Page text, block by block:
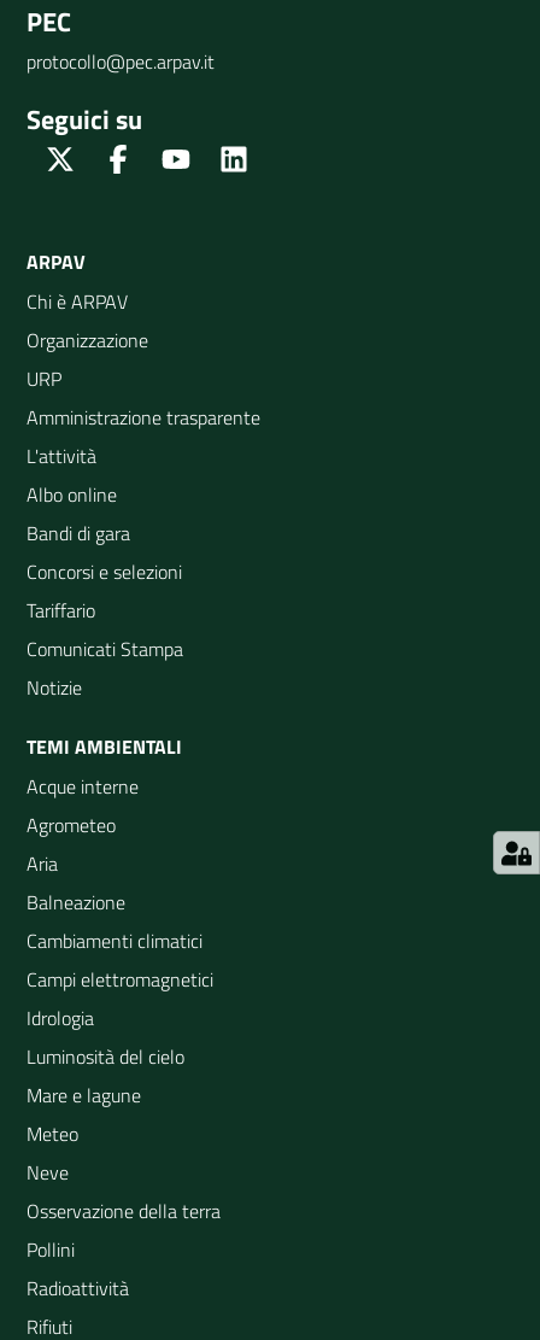
PEC
protocollo@pec.arpav.it
Seguici su
Twitter FacebookYoutube
ARPAV
Chi è ARPAV
Organizzazione
URP
Amministrazione trasparente
L'attività
Albo online
Bandi di gara
Concorsi e selezioni
Tariffario
Comunicati Stampa
Notizie
TEMI AMBIENTALI
Acque interne
Agrometeo
Aria
Balneazione
Cambiamenti climatici
Campi elettromagnetici
Idrologia
Luminosità del cielo
Mare e lagune
Meteo
Neve
Osservazione della terra
Pollini
Radioattività
Rifiuti